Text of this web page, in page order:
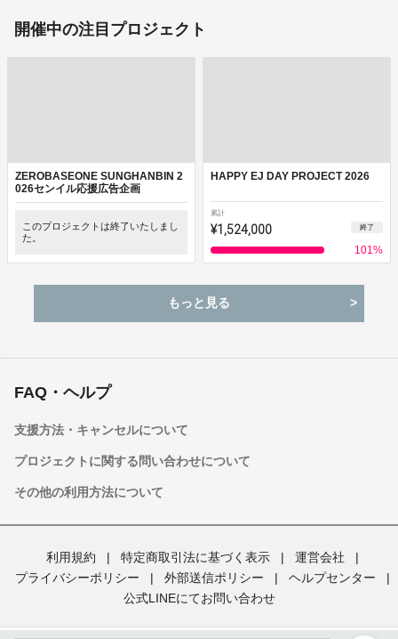
開催中の注目プロジェクト
ZEROBASEONE SUNGHANBIN 2
026センイル応援広告企画
このプロジェクトは終了いたしまし
た。
HAPPY EJ DAY PROJECT 2026
累計
¥1,524,000 終了
101%
もっと見る
FAQ・ヘルプ
支援方法・キャンセルについて
プロジェクトに関する問い合わせについて
その他の利用方法について
利用規約 | 特定商取引法に基づく表示 | 運営会社
|
プライバシーポリシー
| 外部送信ポリシー | ヘルプセンター
|
公式LINEにてお問い合わせ